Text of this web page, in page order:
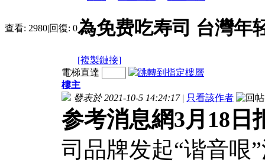
查看: 2980|回復: 0為免费吃寿司 台灣年
[複製鏈接]
電梯直達
樓主
發表於 2021-10-5 14:24:17 | 只看該作者
参考消息網3月18日
司品牌发起“谐音哏